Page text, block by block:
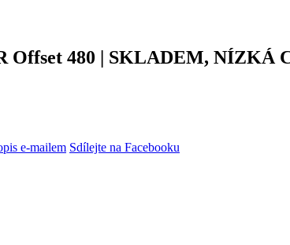
Offset 480 | SKLADEM, NÍZKÁ
e-mailem Sdílejte na Facebooku